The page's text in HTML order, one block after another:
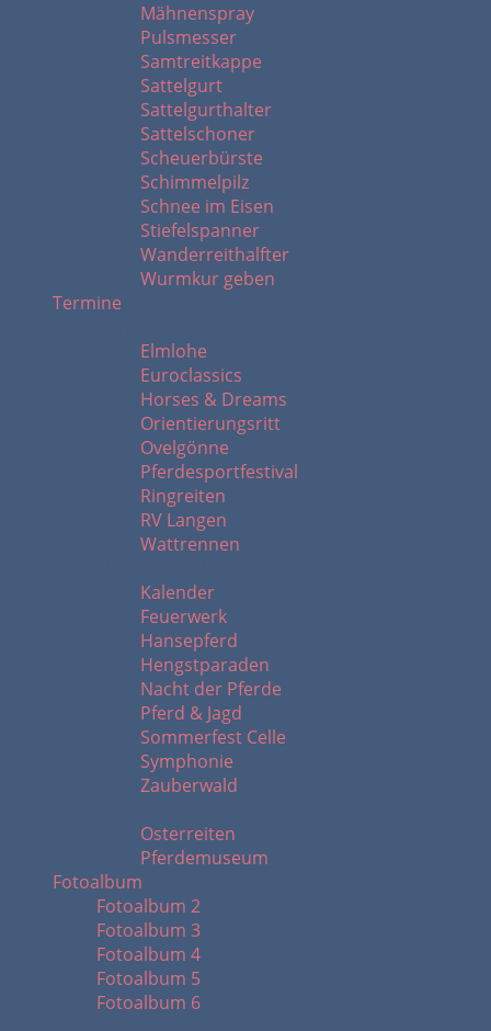
Mähnenspray
Pulsmesser
Samtreitkappe
Sattelgurt
Sattelgurthalter
Sattelschoner
Scheuerbürste
Schimmelpilz
Schnee im Eisen
Stiefelspanner
Wanderreithalfter
Wurmkur geben
Termine
Elmlohe
Euroclassics
Horses & Dreams
Orientierungsritt
Ovelgönne
Pferdesportfestival
Ringreiten
RV Langen
Wattrennen
Kalender
Feuerwerk
Hansepferd
Hengstparaden
Nacht der Pferde
Pferd & Jagd
Sommerfest Celle
Symphonie
Zauberwald
Osterreiten
Pferdemuseum
Fotoalbum
Fotoalbum 2
Fotoalbum 3
Fotoalbum 4
Fotoalbum 5
Fotoalbum 6